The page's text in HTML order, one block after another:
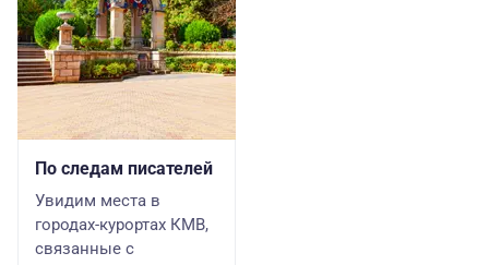
По следам писателей
Увидим места в
городах-курортах КМВ,
связанные с